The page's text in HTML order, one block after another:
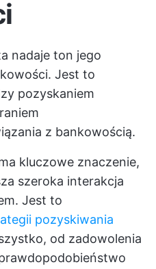
nadaje ton jego
Jest to
pozyskaniem
z bankowością.
kluczowe znaczenie,
szeroka interakcja
Jest to
pozyskiwania
od zadowolenia